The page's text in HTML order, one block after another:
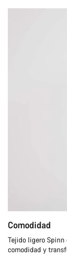
Comodidad
Tejido ligero
comodidad y